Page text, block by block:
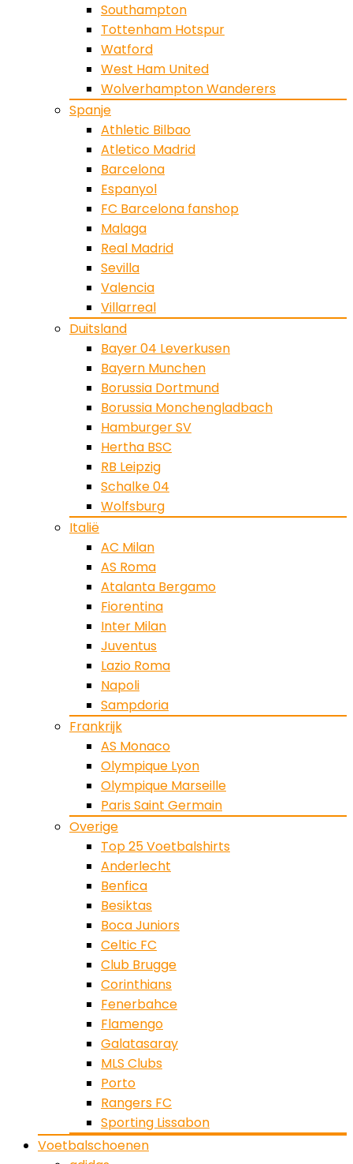
Southampton
Tottenham Hotspur
Watford
West Ham United
Wolverhampton Wanderers
Spanje
Athletic Bilbao
Atletico Madrid
Barcelona
Espanyol
FC Barcelona fanshop
Malaga
Real Madrid
Sevilla
Valencia
Villarreal
Duitsland
Bayer 04 Leverkusen
Bayern Munchen
Borussia Dortmund
Borussia Monchengladbach
Hamburger SV
Hertha BSC
RB Leipzig
Schalke 04
Wolfsburg
Italië
AC Milan
AS Roma
Atalanta Bergamo
Fiorentina
Inter Milan
Juventus
Lazio Roma
Napoli
Sampdoria
Frankrijk
AS Monaco
Olympique Lyon
Olympique Marseille
Paris Saint Germain
Overige
Top 25 Voetbalshirts
Anderlecht
Benfica
Besiktas
Boca Juniors
Celtic FC
Club Brugge
Corinthians
Fenerbahce
Flamengo
Galatasaray
MLS Clubs
Porto
Rangers FC
Sporting Lissabon
Voetbalschoenen